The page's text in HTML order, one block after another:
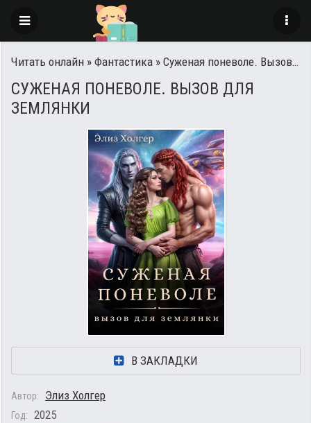
Читать онлайн » Фантастика » Суженая поневоле. Вызов для землянки
СУЖЕНАЯ ПОНЕВОЛЕ. ВЫЗОВ ДЛЯ
ЗЕМЛЯНКИ
В ЗАКЛАДКИ
Автор: Элиз Холгер
Год: 2025